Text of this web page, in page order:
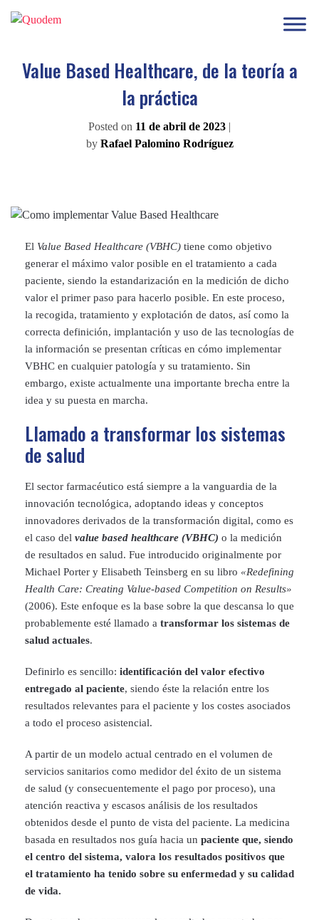
Value Based Healthcare, de la teoría a
la práctica
Posted on 11 de abril de 2023 |
by Rafael Palomino Rodríguez
El Value Based Healthcare (VBHC) tiene como objetivo
generar el máximo valor posible en el tratamiento a cada
paciente, siendo la estandarización en la medición de dicho
valor el primer paso para hacerlo posible. En este proceso,
la recogida, tratamiento y explotación de datos, así como la
correcta definición, implantación y uso de las tecnologías de
la información se presentan críticas en cómo implementar
VBHC en cualquier patología y su tratamiento. Sin
embargo, existe actualmente una importante brecha entre la
idea y su puesta en marcha.
Llamado a transformar los sistemas
de salud
El sector farmacéutico está siempre a la vanguardia de la
innovación tecnológica, adoptando ideas y conceptos
innovadores derivados de la transformación digital, como es
el caso del value based healthcare (VBHC) o la medición
de resultados en salud. Fue introducido originalmente por
Michael Porter y Elisabeth Teinsberg en su libro «Redefining
Health Care: Creating Value-based Competition on Results»
(2006). Este enfoque es la base sobre la que descansa lo que
probablemente esté llamado a transformar los sistemas de
salud actuales.
Definirlo es sencillo: identificación del valor efectivo
entregado al paciente, siendo éste la relación entre los
resultados relevantes para el paciente y los costes asociados
a todo el proceso asistencial.
A partir de un modelo actual centrado en el volumen de
servicios sanitarios como medidor del éxito de un sistema
de salud (y consecuentemente el pago por proceso), una
atención reactiva y escasos análisis de los resultados
obtenidos desde el punto de vista del paciente. La medicina
basada en resultados nos guía hacia un paciente que, siendo
el centro del sistema, valora los resultados positivos que
el tratamiento ha tenido sobre su enfermedad y su calidad
de vida.